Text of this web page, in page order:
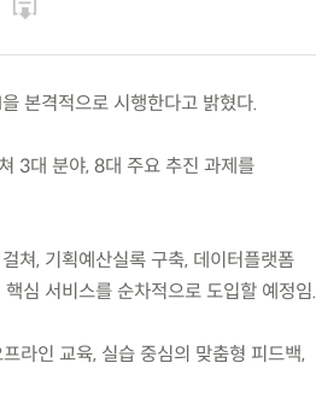
본격적으로 시행한다고 밝혔다.
3대 분야, 8대 주요 추진 과제를
쳐, 기획예산실록 구축, 데이터플랫폼
심 서비스를 순차적으로 도입할 예정임.
라인 교육, 실습 중심의 맞춤형 피드백,